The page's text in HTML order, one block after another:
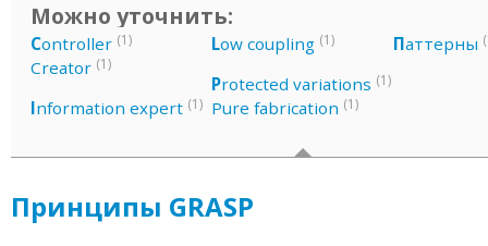
Можно уточнить:
Controller (1)
Creator (1)
Information expert (1)
Low coupling (1)
Protected variations (1)
Pure fabrication (1)
Паттерны
Принципы GRASP